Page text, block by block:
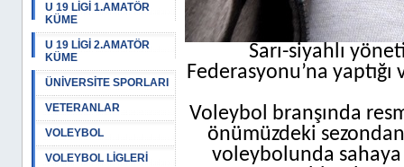
U 19 LİGİ 1.AMATÖR
KÜME
U 19 LİGİ 2.AMATÖR
KÜME
ÜNİVERSİTE SPORLARI
VETERANLAR
VOLEYBOL
VOLEYBOL LİGLERİ
Sarı-siyahlı
Federasyonu’na
Voleybol branşında
önümüzdeki
voleybolunda sahaya